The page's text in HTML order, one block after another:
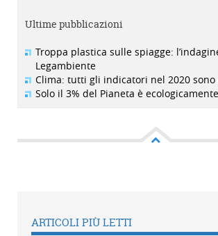
Ultime pubblicazioni
Troppa plastica sulle spiagge:
Legambiente
Clima: tutti gli indicatori nel 2020 sono
Solo il 3% del Pianeta è
ARTICOLI PIÙ LETTI